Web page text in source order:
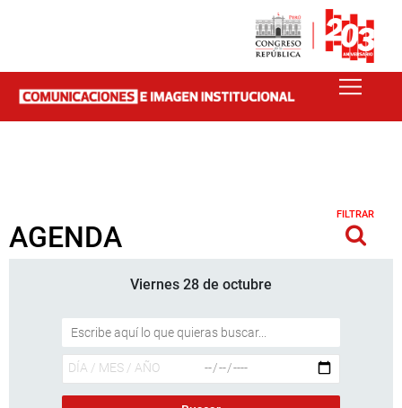
AGENDA
FILTRAR
Viernes 28 de octubre